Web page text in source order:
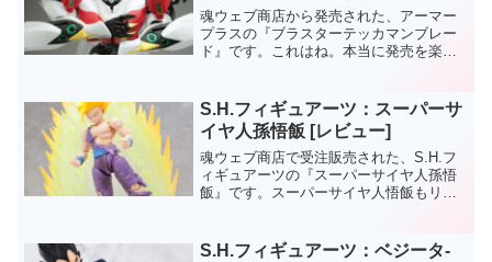
魂ウェブ商店から発売された、アーマー
プラスの『ブラスターテッカマンブレー
ド』です。これはね。本当に発売を楽し
内容だったので…。んで、このアーマー
プラス、ブラスターブレー...
S.H.フィギュアーツ：スーパーサ
イヤ人孫悟飯 [レビュー]
魂ウェブ商店で受注販売された、S.H.フ
ィギュアーツの『スーパーサイヤ人孫悟
飯』です。スーパーサイヤ人悟飯もリニ
います。
S.H.フィギュアーツ：ベジータ-